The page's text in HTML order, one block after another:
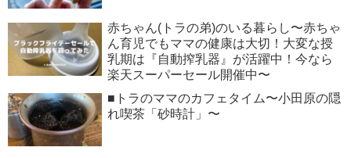
赤ちゃん(トラの弟)のいる暮らし〜赤ちゃ
ん育児でもママの健康は大切！大変な授
乳期は『自動搾乳器』が活躍中！今なら
楽天スーパーセール開催中〜
■トラのママのカフェタイム〜小田原の隠
れ喫茶「砂時計」〜